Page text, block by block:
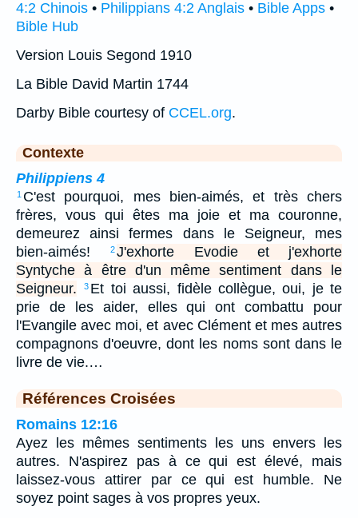
4:2 Chinois • Philippians 4:2 Anglais • Bible Apps •
Bible Hub
Version Louis Segond 1910
La Bible David Martin 1744
Darby Bible courtesy of CCEL.org.
Contexte
Philippiens 4
1 C'est pourquoi, mes bien-aimés, et très chers
frères, vous qui êtes ma joie et ma couronne,
demeurez ainsi fermes dans le Seigneur, mes
bien-aimés!
2J'exhorte Evodie et j'exhorte
Syntyche à être d'un même sentiment dans le
Seigneur.
3 Et toi aussi, fidèle collègue, oui, je te
prie de les aider, elles qui ont combattu pour
l'Evangile avec moi, et avec Clément et mes autres
compagnons d'oeuvre, dont les noms sont dans le
livre de vie.…
Références Croisées
Romains 12:16
Ayez les mêmes sentiments les uns envers les
autres. N'aspirez pas à ce qui est élevé, mais
laissez-vous attirer par ce qui est humble. Ne
soyez point sages à vos propres yeux.